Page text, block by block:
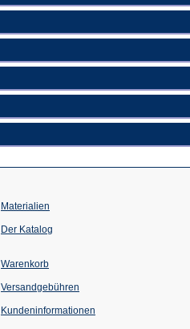
Materialien
Der Katalog
Warenkorb
Versandgebühren
Kundeninformationen